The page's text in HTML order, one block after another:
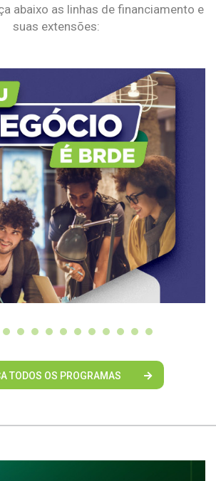
abaixo as linhas de financiamento e
suas extensões:
TODOS OS PROGRAMAS